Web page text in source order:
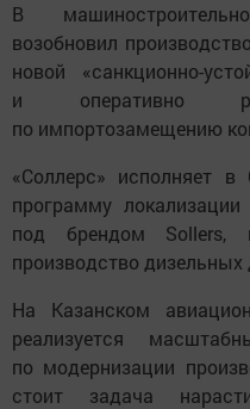
В
возобновил
новой «санкционно-
и оперативно
по импортозамещению
«Соллерс» исполняет
программу
под брендом Sollers,
производство дизельных
На Казанском
реализуется
по модернизации
стоит задача